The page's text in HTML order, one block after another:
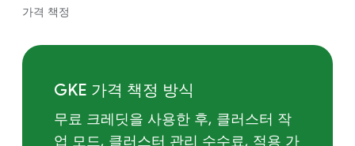
가격 책정
GKE 가격 책정 방식
무료 크레딧을 사용한 후, 클러스터 작
업 모드, 클러스터 관리 수수료, 적용 가